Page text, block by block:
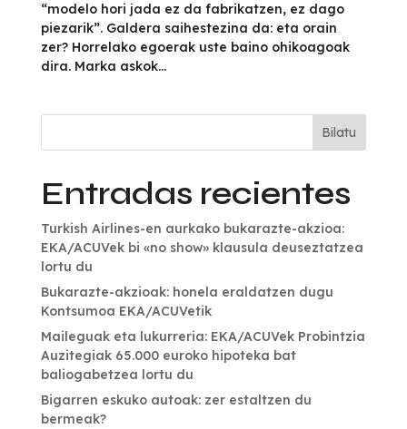
“modelo hori jada ez da fabrikatzen, ez dago
piezarik”. Galdera saihestezina da: eta orain
zer? Horrelako egoerak uste baino ohikoagoak
dira. Marka askok...
Bilatu
Entradas recientes
Turkish Airlines-en aurkako bukarazte-akzioa:
EKA/ACUVek bi «no show» klausula deuseztatzea
lortu du
Bukarazte-akzioak: honela eraldatzen dugu
Kontsumoa EKA/ACUVetik
Maileguak eta lukurreria: EKA/ACUVek Probintzia
Auzitegiak 65.000 euroko hipoteka bat
baliogabetzea lortu du
Bigarren eskuko autoak: zer estaltzen du
bermeak?